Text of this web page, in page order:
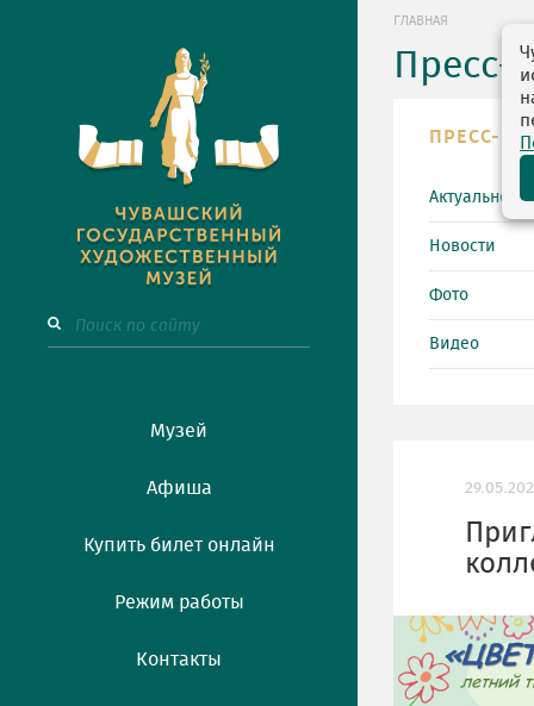
Музей
Афиша
Купить билет онлайн
Режим работы
Контакты
ГЛАВНАЯ
Пресс-
ПРЕСС-
Актуально
Новости
Фото
Видео